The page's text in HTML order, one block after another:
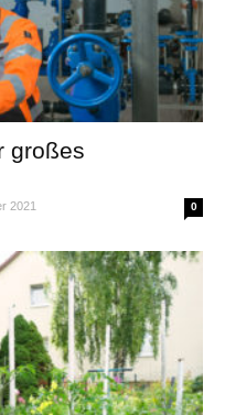
großes
2021 0